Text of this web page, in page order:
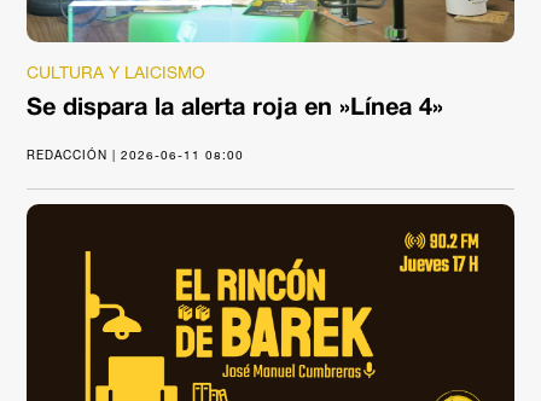
CULTURA Y LAICISMO
Se dispara la alerta roja en »Línea 4»
REDACCIÓN | 2026-06-11 08:00